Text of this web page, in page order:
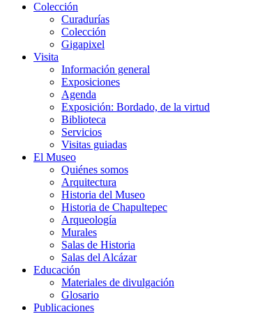
Colección
Curadurías
Colección
Gigapixel
Visita
Información general
Exposiciones
Agenda
Exposición: Bordado, de la virtud
Biblioteca
Servicios
Visitas guiadas
El Museo
Quiénes somos
Arquitectura
Historia del Museo
Historia de Chapultepec
Arqueología
Murales
Salas de Historia
Salas del Alcázar
Educación
Materiales de divulgación
Glosario
Publicaciones